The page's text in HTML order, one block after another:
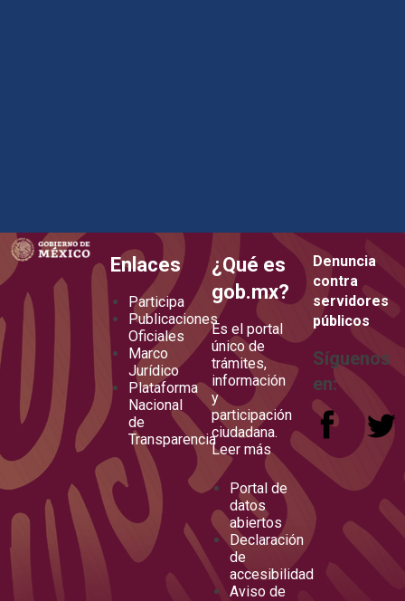
how to embed google map in website
Enlaces
Participa
Publicaciones
Oficiales
Marco
Jurídico
Plataforma
Nacional
de
Transparencia
¿Qué es
gob.mx?
Es el portal
único de
trámites,
información
y
participación
ciudadana.
Leer más
Portal de
datos
abiertos
Declaración
de
accesibilidad
Aviso de
Denuncia
contra
servidores
públicos
Síguenos
en: